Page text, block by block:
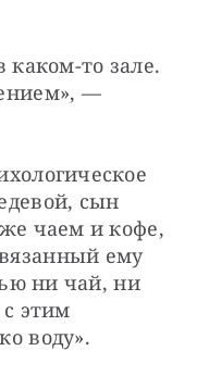
каком-то зале.
—
сын
чаем и кофе,
ему
ни чай, ни
этим
воду».